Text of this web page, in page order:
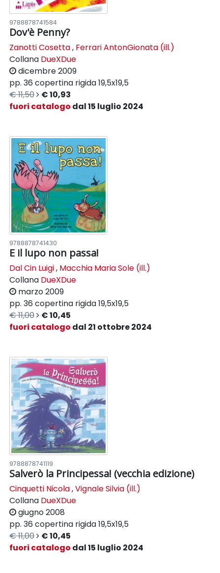
9788878741584
Dov'è Penny?
Zanotti Cosetta, Ferrari AntonGionata (ill.)
Collana DueXDue
dicembre 2009
pp. 36 copertina rigida19,5x19,5
€ 11,50
€ 10,93
fuori catalogo dal 15 luglio 2024
9788878741430
E il lupo non passa!
Dal Cin Luigi, Macchia Maria Sole (ill.)
Collana DueXDue
marzo 2009
pp. 36 copertina rigida19,5x19,5
€ 11,00
€ 10,45
fuori catalogo dal 21 ottobre 2024
9788878741119
Salverò la Principessa! (vecchia edizione)
Cinquetti Nicola,Vignale Silvia (ill.)
Collana DueXDue
giugno 2008
pp. 36 copertina rigida19,5x19,5
€ 11,00
€ 10,45
fuori catalogo dal 15 luglio 2024